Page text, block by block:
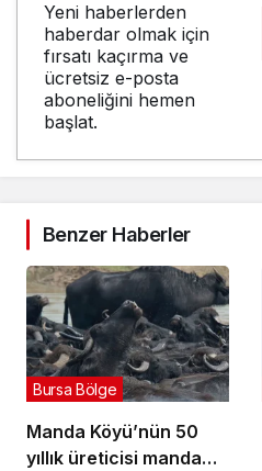
Yeni haberlerden
haberdar olmak için
fırsatı kaçırma ve
ücretsiz e-posta
aboneliğini hemen
başlat.
Benzer Haberler
Manda Köyü’nün 50
yıllık üreticisi manda
Bursa Bölge